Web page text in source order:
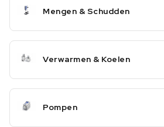
Mengen & Schudden
Verwarmen & Koelen
Pompen